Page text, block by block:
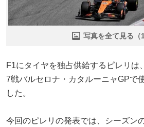
写真を全て見る（1
F1にタイヤを独占供給するピレリは
7戦バルセロナ・カタルーニャGPで
した。
今回のピレリの発表では、シーズン